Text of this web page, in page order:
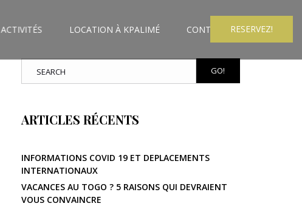
ACTIVITÉS LOCATION À KPALIMÉ CONTACT RESERVEZ!
GO!
ARTICLES RÉCENTS
INFORMATIONS COVID 19 ET DEPLACEMENTS
INTERNATIONAUX
VACANCES AU TOGO ? 5 RAISONS QUI DEVRAIENT
VOUS CONVAINCRE